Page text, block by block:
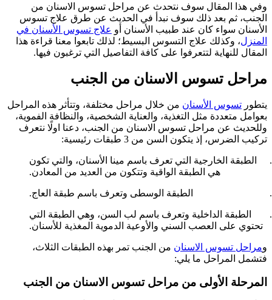
وفي هذا المقال سوف نتحدث عن مراحل تسوس الاسنان من
الجنب، ثم بعد ذلك سوف نبدأ في الحديث عن طرق علاج تسوس
الأسنان سواء كان عند طبيب الأسنان أو علاج تسوس الأسنان في
المنزل، وكذلك علاج التسوس البسيط؛ لذلك تابعوا معنا قراءة هذا
المقال للنهاية لتتعرفوا على كافة التفاصيل التي ترغبون فيها.
مراحل تسوس الاسنان من الجنب
يتطور تسوس الأسنان من خلال مراحل مختلفة، وتتأثر هذه المراحل
بعوامل متعددة مثل التغذية، والعناية الشخصية، والنظافة الفموية،
وللحديث عن مراحل تسوس الاسنان من الجنب، دعنا اولًا نتعرف
تركيب الضرس، إذ يتكون السن من 3 طبقات رئيسية:
الطبقة الخارجية التي تعرف باسم مينا الأسنان، والتي تكون
هي الطبقة الواقية وتتكون من العديد من المعادن.
الطبقة الوسطى وتعرف باسم طبقة العاج.
الطبقة الداخلية وتعرف باسم لب السن، وهي الطبقة التي
تحتوي على العصب السني والأوعية الدموية المغذية للأسنان.
ومراحل تسوس الاسنان من الجنب تمر بهذه الطبقات الثلاث،
فتشمل المراحل ما يلي:
المرحلة الأولى من مراحل تسوس الاسنان من الجنب